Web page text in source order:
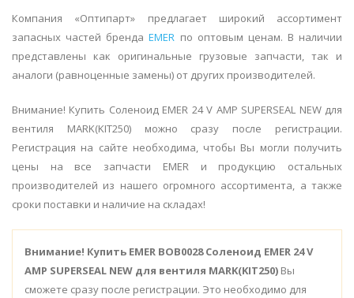
Компания «Оптипарт» предлагает широкий ассортимент
запасных частей брендаEMER по оптовым ценам. В наличии
представлены как оригинальные грузовые запчасти, так и
аналоги (равноценные замены) от других производителей.
Внимание! Купить Соленоид EMER 24 V AMP SUPERSEAL NEW для
вентиля MARK(KIT250) можно сразу после регистрации.
Регистрация на сайте необходима, чтобы Вы могли получить
цены на все запчасти EMER и продукцию остальных
производителей из нашего огромного ассортимента, а также
сроки поставки и наличие на складах!
Внимание! Купить EMER BOB0028 Соленоид EMER 24 V
AMP SUPERSEAL NEW для вентиля MARK(KIT250) Вы
сможете сразу после регистрации. Это необходимо для